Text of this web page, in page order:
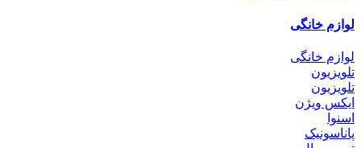
لوازم خانگی
لوازم خانگی
تلویزیون
تلویزیون
ایکس ویژن
اسنوا
پاناسونیک